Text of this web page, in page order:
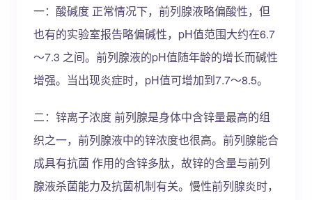
一：酸碱度 正常情况下，前列腺液略偏酸性，但
也有的实验室报告略偏碱性，pH值范围大约在6.7
～7.3 之间。前列腺液的pH值随年龄的增长而碱性
增强。当出现炎症时，pH值可增加到7.7～8.5。
二：锌离子浓度 前列腺是身体中含锌量最高的组
织之一，前列腺液中的锌浓度也很高。前列腺能合
成具有抗菌 作用的含锌多肽，故锌的含量与前列
腺液杀菌能力及抗菌机制有关。慢性前列腺炎时，